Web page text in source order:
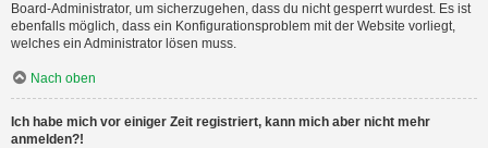
Board-Administrator, um sicherzugehen, dass du nicht gesperrt wurdest. Es ist
ebenfalls möglich, dass ein Konfigurationsproblem mit der Website vorliegt,
welches ein Administrator lösen muss.
Nach oben
Ich habe mich vor einiger Zeit registriert, kann mich aber nicht mehr
anmelden?!